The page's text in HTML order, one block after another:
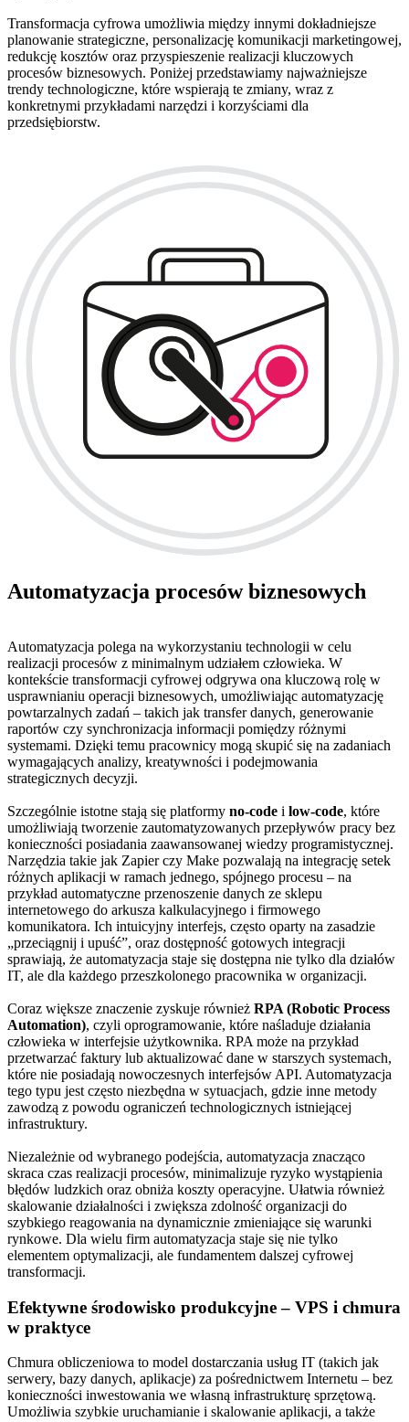
Transformacja cyfrowa umożliwia między innymi dokładniejsze
planowanie strategiczne, personalizację komunikacji marketingowej,
redukcję kosztów oraz przyspieszenie realizacji kluczowych
procesów biznesowych. Poniżej przedstawiamy najważniejsze
trendy technologiczne, które wspierają te zmiany, wraz z
konkretnymi przykładami narzędzi i korzyściami dla
przedsiębiorstw.
Automatyzacja procesów biznesowych
Automatyzacja polega na wykorzystaniu technologii w celu
realizacji procesów z minimalnym udziałem człowieka. W
kontekście transformacji cyfrowej odgrywa ona kluczową rolę w
usprawnianiu operacji biznesowych, umożliwiając automatyzację
powtarzalnych zadań – takich jak transfer danych, generowanie
raportów czy synchronizacja informacji pomiędzy różnymi
systemami. Dzięki temu pracownicy mogą skupić się na zadaniach
wymagających analizy, kreatywności i podejmowania
strategicznych decyzji.
Szczególnie istotne stają się platformy no-code i low-code, które
umożliwiają tworzenie zautomatyzowanych przepływów pracy bez
konieczności posiadania zaawansowanej wiedzy programistycznej.
Narzędzia takie jak Zapier czy Make pozwalają na integrację setek
różnych aplikacji w ramach jednego, spójnego procesu – na
przykład automatyczne przenoszenie danych ze sklepu
internetowego do arkusza kalkulacyjnego i firmowego
komunikatora. Ich intuicyjny interfejs, często oparty na zasadzie
„przeciągnij i upuść”, oraz dostępność gotowych integracji
sprawiają, że automatyzacja staje się dostępna nie tylko dla działów
IT, ale dla każdego przeszkolonego pracownika w organizacji.
Coraz większe znaczenie zyskuje również RPA (Robotic Process
Automation), czyli oprogramowanie, które naśladuje działania
człowieka w interfejsie użytkownika. RPA może na przykład
przetwarzać faktury lub aktualizować dane w starszych systemach,
które nie posiadają nowoczesnych interfejsów API. Automatyzacja
tego typu jest często niezbędna w sytuacjach, gdzie inne metody
zawodzą z powodu ograniczeń technologicznych istniejącej
infrastruktury.
Niezależnie od wybranego podejścia, automatyzacja znacząco
skraca czas realizacji procesów, minimalizuje ryzyko wystąpienia
błędów ludzkich oraz obniża koszty operacyjne. Ułatwia również
skalowanie działalności i zwiększa zdolność organizacji do
szybkiego reagowania na dynamicznie zmieniające się warunki
rynkowe. Dla wielu firm automatyzacja staje się nie tylko
elementem optymalizacji, ale fundamentem dalszej cyfrowej
transformacji.
Efektywne środowisko produkcyjne – VPS i chmura
w praktyce
Chmura obliczeniowa to model dostarczania usług IT (takich jak
serwery, bazy danych, aplikacje) za pośrednictwem Internetu – bez
konieczności inwestowania we własną infrastrukturę sprzętową.
Umożliwia szybkie uruchamianie i skalowanie aplikacji, a także